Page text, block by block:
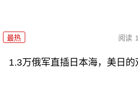
最热 阅读
1.3万俄军直插日本海，美日的